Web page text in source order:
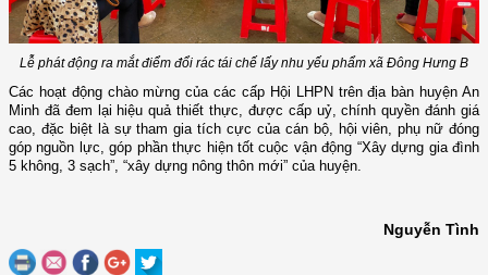
Lễ phát động ra mắt điểm đổi rác tái chế lấy nhu yếu phẩm xã Đông Hưng B
Các hoạt động chào mừng của các cấp Hội LHPN trên địa bàn huyện An
Minh đã đem lại hiệu quả thiết thực được cấp uỷ, chính quyền đánh giá
cao, đặc biệt là sự tham giatích cực của cán bộ, hội viên, phụ nữ đóng
góp nguồn lực , góp phần thực hiện tốt cuộc vận động “Xây dựng gia đình
5 không, 3 sạch”, “xây dựng nông thôn mới” của huyện.
Nguyễn Tình